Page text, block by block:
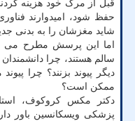
قبل از مرگ خود هزینه
حفظ شود، امیدوارند فناوری
شاید مغزشان را به بدنی
اما این پرسش مطرح می
سالم هستند، چرا دانشمندان
دیگر پیوند بزنند؟ چرا
ممکن است؟
دکتر مکس کروکوف،
پزشکی ویسکانسین باور